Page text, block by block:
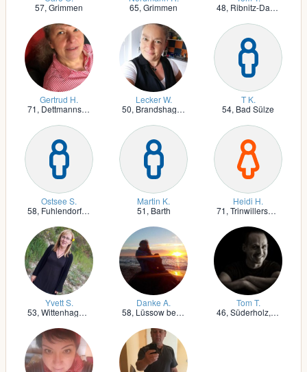
57, Grimmen
65, Grimmen
48, Ribnitz-Damgarten
Gertrud H.
71, Dettmannsdorf bei Bad Sülze
Lecker W.
50, Brandshagen
T K.
54, Bad Sülze
Ostsee S.
58, Fuhlendorf, Darß
Martin K.
51, Barth
Heidi H.
71, Trinwillershagen
Yvett S.
53, Wittenhagen bei Grimmen
Danke A.
58, Lüssow bei Stralsund
Tom T.
46, Süderholz, Vorpommern